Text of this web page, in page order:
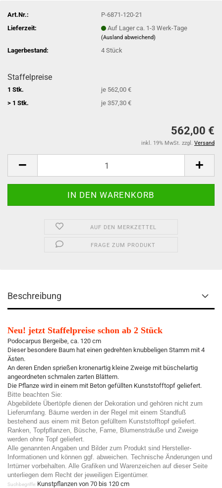
Art.Nr.:
P-6871-120-21
Lieferzeit:
Auf Lager ca. 1-3 Werk-Tage
(Ausland abweichend)
Lagerbestand: 4Stück
Staffelpreise
1 Stk.
je 562,00 €
> 1 Stk.
je 357,30 €
562,00 €
inkl. 19% MwSt. zzgl. Versand
AUF DEN MERKZETTEL
FRAGE ZUM PRODUKT
Beschreibung
Neu! jetzt Staffelpreise schon ab 2 Stück
Podocarpus Bergeibe, ca. 120 cm
Dieser besondere Baum hat einen gedrehten knubbeligen Stamm mit 4
Ästen.
An deren Enden sprießen kronenartig kleine Zweige mit büschelartig
angeordneten schmalen zarten Blättern.
Die Pflanze wird in einem mit Beton gefüllten Kunststofftopf geliefert.
Bitte beachten Sie:
Abgebildete Übertöpfe dienen der Dekoration und gehören nicht zum
Lieferumfang. Bäume werden in der Regel mit einem Standfuß
bestehend aus einem mit Beton gefülltem Kunststofftopf geliefert.
Ranken, Topfpflanzen, Büsche, Farne, Blumensträuße und Zweige
werden ohne Topf geliefert.
Alle genannten Angaben und Bilder zum Produkt sind Hersteller-
Informationen und können ggf. abweichen. Technische Änderungen und
Irrtümer vorbehalten. Alle Grafiken und Warenzeichen auf dieser Seite
unterliegen dem Recht der jeweiligen Eigentümer.
Suchbegriffe: Kunstpflanzen von 70 bis 120 cm